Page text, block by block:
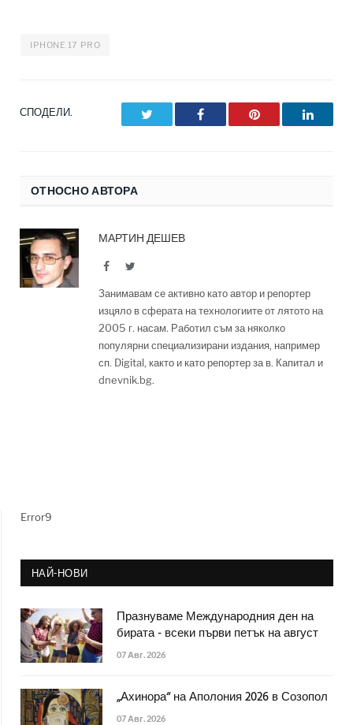
IPHONE 17 PRO
СПОДЕЛИ. Facebook Pinterest
ОТНОСНО АВТОРА
МАРТИН ДЕШЕВ
FacebookTwitter
Занимавам се активно като автор и репортер
изцяло в сферата на технологиите от лятото на
2005 г. насам. Работил съм за няколко
популярни специализирани издания, например
сп. Digital, както и като репортер за в. Капитал и
dnevnik.bg.
Error9
НАЙ-НОВИ
Празнуваме Международния ден на
бирата - всеки първи петък на август
07 Авг. 2026
„Ахинора“ на Аполония 2026 в Созопол
07 Авг. 2026